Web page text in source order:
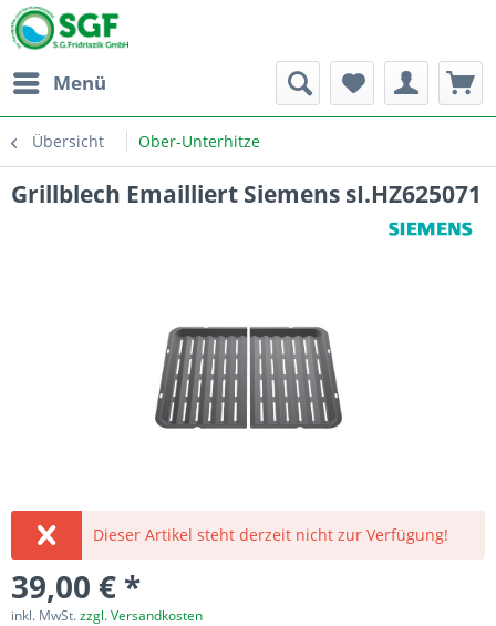
Menü
Übersicht Ober-Unterhitze
Grillblech Emailliert Siemens sI.HZ625071
Dieser Artikel steht derzeit nicht zur Verfügung!
39,00 € *
inkl. MwSt.zzgl. Versandkosten